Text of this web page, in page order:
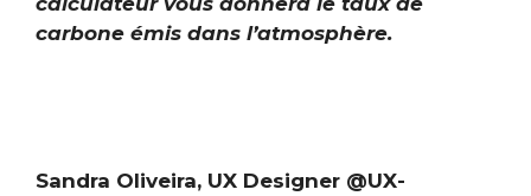
carbone émis dans l’atmosphère.
Sandra Oliveira, UX Designer @UX-